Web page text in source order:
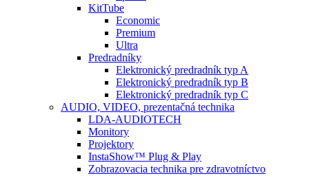
KitTube
Economic
Premium
Ultra
Predradníky
Elektronický predradník typ A
Elektronický predradník typ B
Elektronický predradník typ C
AUDIO, VIDEO, prezentačná technika
LDA-AUDIOTECH
Monitory
Projektory
InstaShow™ Plug & Play
Zobrazovacia technika pre zdravotníctvo